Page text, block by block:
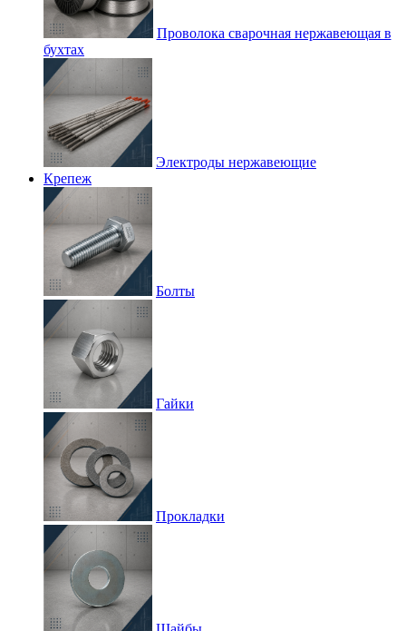
Проволока сварочная нержавеющая в
бухтах
Электроды нержавеющие
Крепеж
Болты
Гайки
Прокладки